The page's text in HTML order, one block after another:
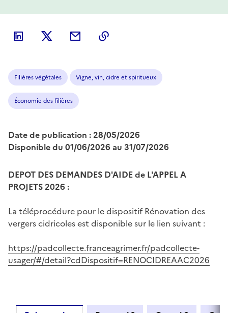
Filières végétales Vigne, vin, cidre et spiritueux
Économie des filières
Date de publication : 28/05/2026
Disponible du 01/06/2026 au 31/07/2026
DEPOT DES DEMANDES D'AIDE de L'APPEL A
PROJETS 2026 :
La téléprocédure pour le dispositif Rénovation des
vergers cidricoles est disponible sur le lien suivant :
https://padcollecte.franceagrimer.fr/padcollecte-
usager/#/detail?cdDispositif=RENOCIDREAAC2026